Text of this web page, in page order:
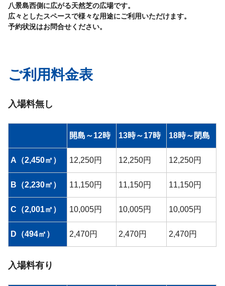
八景島西側に広がる天然芝の広場です。
広々としたスペースで様々な用途にご利用いただけます。
予約状況はお問合せください。
ご利用料金表
入場料無し
開島～12時 13時～17時 18時～閉島
A（2,450㎡） 12,250円 12,250円 12,250円
B（2,230㎡） 11,150円 11,150円 11,150円
C（2,001㎡） 10,005円 10,005円 10,005円
D（494㎡） 2,470円 2,470円 2,470円
入場料有り